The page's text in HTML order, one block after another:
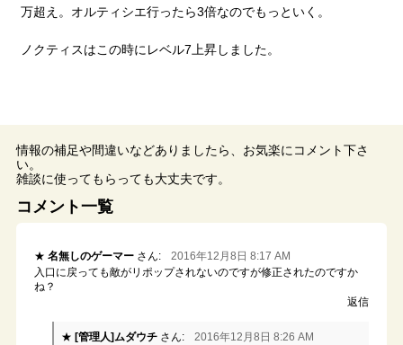
万超え。オルティシエ行ったら3倍なのでもっといく。
ノクティスはこの時にレベル7上昇しました。
情報の補足や間違いなどありましたら、お気楽にコメント下さ
い。
雑談に使ってもらっても大丈夫です。
コメント一覧
名無しのゲーマー さん:
2016年12月8日 8:17 AM
入口に戻っても敵がリポップされないのですが修正されたのですか
ね？
返信
[管理人]ムダウチ さん: 2016年12月8日 8:26 AM